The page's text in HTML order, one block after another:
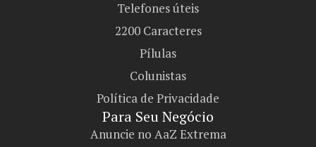
Telefones úteis
2200 Caracteres
Pílulas
Colunistas
Política de Privacidade
Para Seu Negócio​
Anuncie no AaZ Extrema